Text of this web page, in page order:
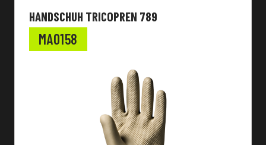
HANDSCHUH TRICOPREN 789
MA0158